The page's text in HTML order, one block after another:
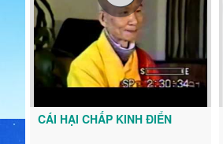
CÁI HẠI CHẤP KINH ĐIỂN